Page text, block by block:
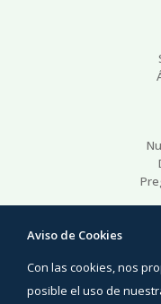
Aviso de Cookies
Con las cookies, nos
posible el uso de